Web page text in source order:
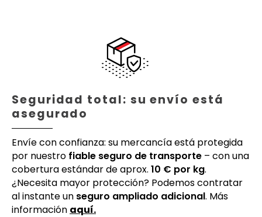
Seguridad total: su envío está
asegurado
Envíe con confianza: su mercancía está protegida
por nuestro fiable seguro de transporte – con una
cobertura estándar de aprox. 10 € por kg.
¿Necesita mayor protección? Podemos contratar
al instante un seguro ampliado adicional. Más
información aquí.